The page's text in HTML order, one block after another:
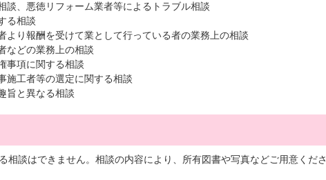
談、悪徳リフォーム業者等によるトラブル相談
る相談
より報酬を受けて業として行っている者の業務上の相談
などの業務上の相談
事項に関する相談
施工者等の選定に関する相談
旨と異なる相談
相談はできません。相談の内容により、所有図書や写真などご用意くださ